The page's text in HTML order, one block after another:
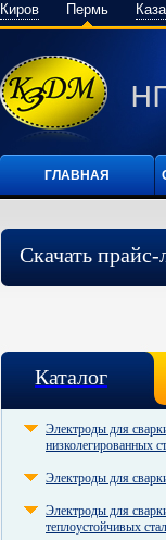
Киров Пермь
ГЛАВНАЯ
Скачать прайс-
Каталог
Электроды для
низколегированных
Электроды для
Электроды для
теплоустойчивых